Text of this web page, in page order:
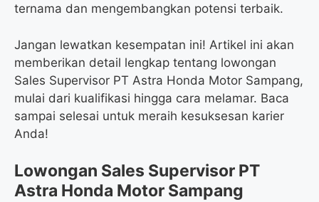
ternama dan mengembangkan potensi terbaik.
Jangan lewatkan kesempatan ini! Artikel ini akan
memberikan detail lengkap tentang lowongan
Sales Supervisor PT Astra Honda Motor Sampang,
mulai dari kualifikasi hingga cara melamar. Baca
sampai selesai untuk meraih kesuksesan karier
Anda!
Lowongan Sales Supervisor PT
Astra Honda Motor Sampang